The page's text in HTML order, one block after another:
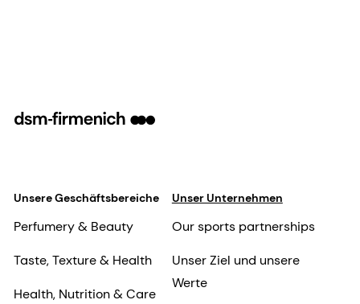
Unsere Geschäftsbereiche
Perfumery & Beauty
Taste, Texture & Health
Health, Nutrition & Care
Unser Unternehmen
Our sports partnerships
Unser Ziel und unsere
Werte